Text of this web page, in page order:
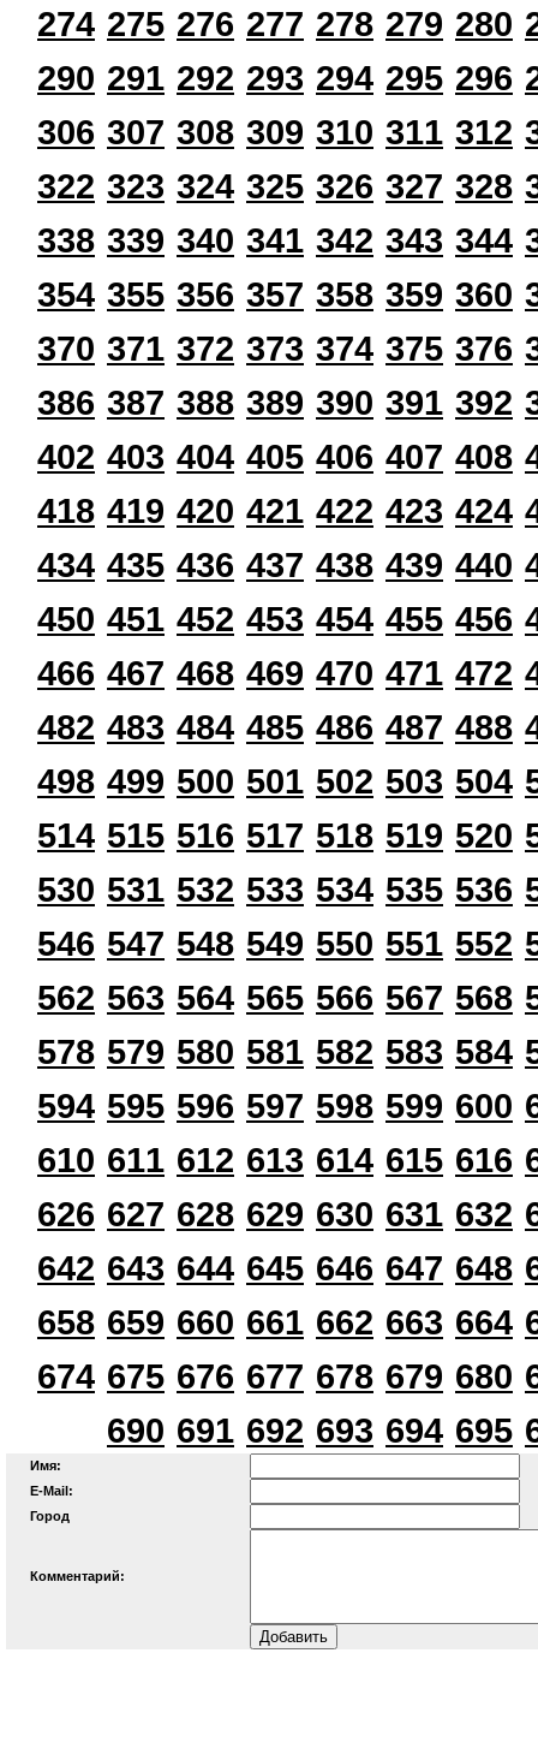
274 275 276 277 278 279 280
290 291 292 293 294 295 296
306 307 308 309 310 311 312
322 323 324 325 326 327 328
338 339 340 341 342 343 344
354 355 356 357 358 359 360
370 371 372 373 374 375 376
386 387 388 389 390 391 392
402 403 404 405 406 407 408
418 419 420 421 422 423 424
434 435 436 437 438 439 440
450 451 452 453 454 455 456
466 467 468 469 470 471 472
482 483 484 485 486 487 488
498 499 500 501 502 503 504
514 515 516 517 518 519 520
530 531 532 533 534 535 536
546 547 548 549 550 551 552
562 563 564 565 566 567 568
578 579 580 581 582 583 584
594 595 596 597 598 599 600
610 611 612 613 614 615 616
626 627 628 629 630 631 632
642 643 644 645 646 647 648
658 659 660 661 662 663 664
674 675 676 677 678 679 680
690 691 692 693 694 695
Имя:
E-Mail:
Город
Комментарий: